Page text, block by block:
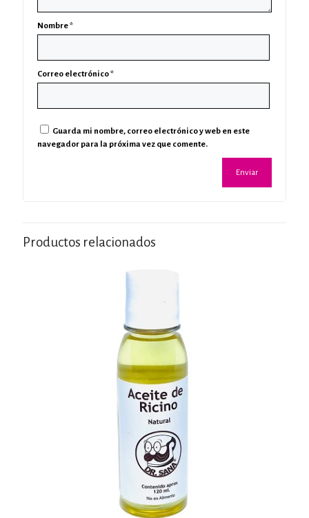
Nombre*
Correo electrónico*
Guarda mi nombre, correo electrónico y web en este
navegador para la próxima vez que comente.
Productos relacionados